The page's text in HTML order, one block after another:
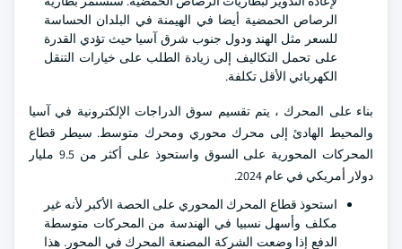
الرصاص الحمضية أيضا في الهيمنة في البلدان الحساسة
للسعر مثل الهند ودول جنوب شرق آسيا حيث تؤدي القدرة
على تحمل التكاليف إلى زيادة الطلب على خيارات التنقل
الكهربائي الأقل تكلفة.
بناء على المحرك ، يتم تقسيم سوق الدراجات الإلكترونية في آسيا
والمحيط الهادئ إلى محرك محوري ومحرك متوسط. سيطر قطاع
المحركات المحورية على السوق واستحوذ على أكثر من 9.5 مليار
دولار أمريكي في عام 2024.
استحوذ قطاع المحرك المحوري على الحصة الأكبر لأنه غير
مكلف وأسهل نسبيا في الهندسة من المحركات متوسطة
الدفع إذا وضعت الشركة المصنعة المحرك في المحور. هذا